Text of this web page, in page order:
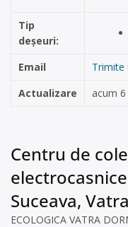
Tip
deșeuri:
Email
Trimite
Actualizare
acum 6
Centru de
Suceava,
ECOLOGICA VATRA